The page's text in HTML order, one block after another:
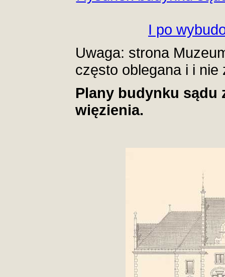
I po
Uwaga: strona
często oblegana i i
Plany budynku sądu
więzienia.